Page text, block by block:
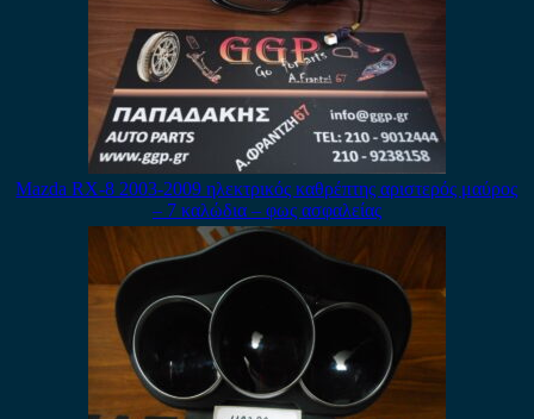
Mazda RX-8 2003-2009 ηλεκτρικός καθρέπτης αριστερός μαύρος
– 7 καλώδια – φως ασφαλείας